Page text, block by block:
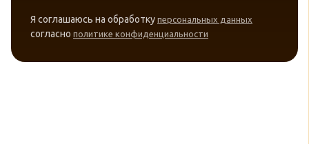
Я соглашаюсь на обработку персональных данных
согласно политике конфиденциальности